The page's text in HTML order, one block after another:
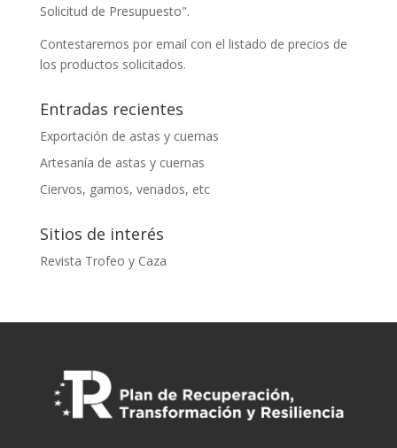
Solicitud de Presupuesto".
Contestaremos por email con el listado de precios de
los productos solicitados.
Entradas recientes
Exportación de astas y cuernas
Artesanía de astas y cuernas
Ciervos, gamos, venados, etc
Sitios de interés
Revista Trofeo y Caza